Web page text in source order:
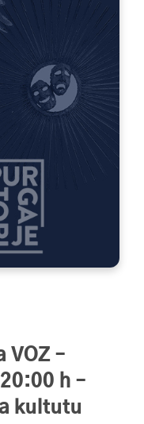
VOZ –
h –
kultutu